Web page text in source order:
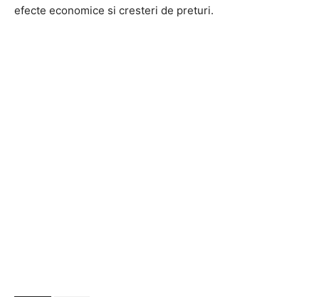
efecte economice si cresteri de preturi.